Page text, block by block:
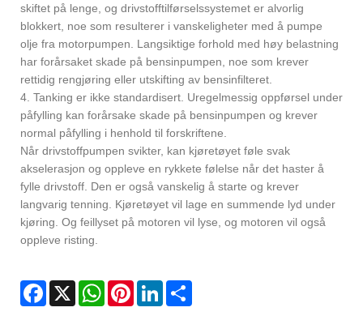
skiftet på lenge, og drivstofftilførselssystemet er alvorlig
blokkert, noe som resulterer i vanskeligheter med å pumpe
olje fra motorpumpen. Langsiktige forhold med høy belastning
har forårsaket skade på bensinpumpen, noe som krever
rettidig rengjøring eller utskifting av bensinfilteret.
4. Tanking er ikke standardisert. Uregelmessig oppførsel under
påfylling kan forårsake skade på bensinpumpen og krever
normal påfylling i henhold til forskriftene.
Når drivstoffpumpen svikter, kan kjøretøyet føle svak
akselerasjon og oppleve en rykkete følelse når det haster å
fylle drivstoff. Den er også vanskelig å starte og krever
langvarig tenning. Kjøretøyet vil lage en summende lyd under
kjøring. Og feillyset på motoren vil lyse, og motoren vil også
oppleve risting.
Facebook
X WhatsAppPinterestLinkedIn